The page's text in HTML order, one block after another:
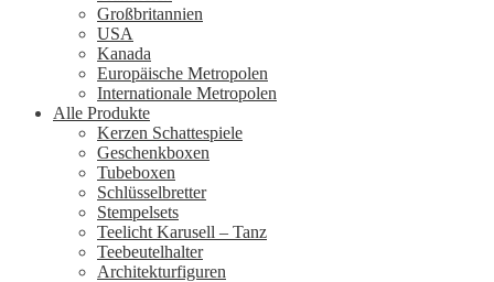
Großbritannien
USA
Kanada
Europäische Metropolen
Internationale Metropolen
Alle Produkte
Kerzen Schattespiele
Geschenkboxen
Tubeboxen
Schlüsselbretter
Stempelsets
Teelicht Karusell – Tanz
Teebeutelhalter
Architekturfiguren